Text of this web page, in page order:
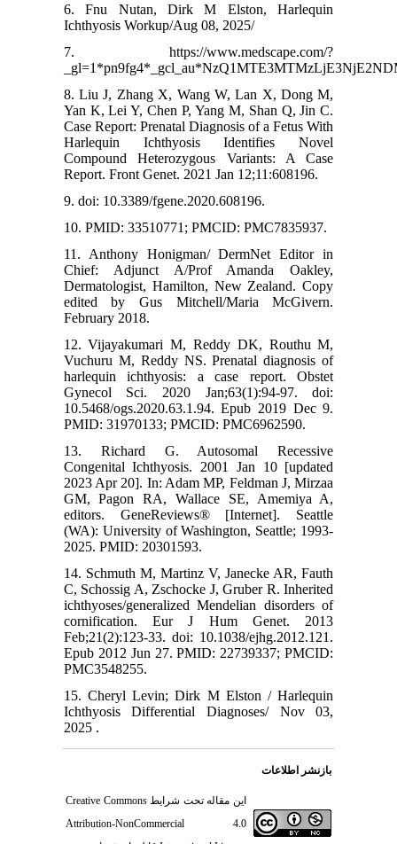
6. Fnu Nutan, Dirk M Elston, Harlequin
Ichthyosis Workup/Aug 08, 2025/
7. https://www.medscape.com/?
8. Liu J, Zhang X, Wang W, Lan X, Dong M,
Yan K, Lei Y, Chen P, Yang M, Shan Q, Jin C.
Case Report: Prenatal Diagnosis of a Fetus With
Harlequin Ichthyosis Identifies Novel
Compound Heterozygous Variants: A Case
Report. Front Genet. 2021 Jan 12;11:608196.
9. doi: 10.3389/fgene.2020.608196.
10. PMID: 33510771; PMCID: PMC7835937.
11. Anthony Honigman/ DermNet Editor in
Chief: Adjunct A/Prof Amanda Oakley,
Dermatologist, Hamilton, New Zealand. Copy
edited by Gus Mitchell/Maria McGivern.
February 2018.
12. Vijayakumari M, Reddy DK, Routhu M,
Vuchuru M, Reddy NS. Prenatal diagnosis of
harlequin ichthyosis: a case report. Obstet
Gynecol Sci. 2020 Jan;63(1):94-97. doi:
10.5468/ogs.2020.63.1.94. Epub 2019 Dec 9.
PMID: 31970133; PMCID: PMC6962590.
13. Richard G. Autosomal Recessive
Congenital Ichthyosis. 2001 Jan 10 [updated
2023 Apr 20]. In: Adam MP, Feldman J, Mirzaa
GM, Pagon RA, Wallace SE, Amemiya A,
editors. GeneReviews® [Internet]. Seattle
(WA): University of Washington, Seattle; 1993-
2025. PMID: 20301593.
14. Schmuth M, Martinz V, Janecke AR, Fauth
C, Schossig A, Zschocke J, Gruber R. Inherited
ichthyoses/generalized Mendelian disorders of
cornification. Eur J Hum Genet. 2013
Feb;21(2):123-33. doi: 10.1038/ejhg.2012.121.
Epub 2012 Jun 27. PMID: 22739337; PMCID:
PMC3548255.
15. Cheryl Levin; Dirk M Elston / Harlequin
Ichthyosis Differential Diagnoses/ Nov 03,
2025 .
بازنشر اطلاعات
این مقاله تحت شرایطCreative Commons
Attribution-NonCommercial 4.0